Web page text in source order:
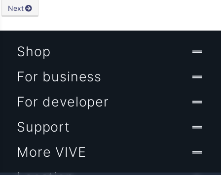
Next
Shop
For business
For developer
Support
More VIVE